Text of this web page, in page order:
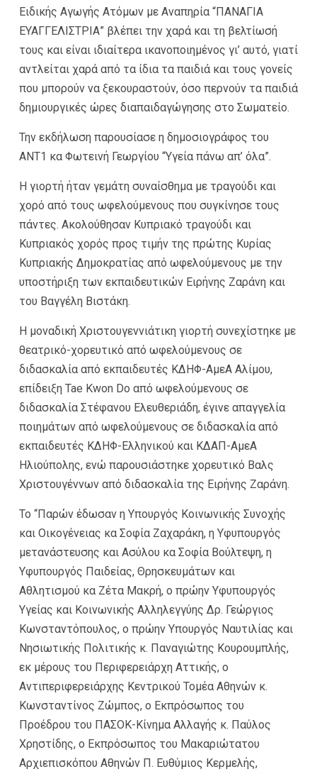
Ειδικής Αγωγής Ατόμων με Αναπηρία “ΠΑΝΑΓΙΑ
ΕΥΑΓΓΕΛΙΣΤΡΙΑ” βλέπει την χαρά και τη βελτίωσή
τους και είναι ιδιαίτερα ικανοποιημένος γι’ αυτό, γιατί
αντλείται χαρά από τα ίδια τα παιδιά και τους γονείς
που μπορούν να ξεκουραστούν, όσο περνούν τα παιδιά
δημιουργικές ώρες διαπαιδαγώγησης στο Σωματείο.
Την εκδήλωση παρουσίασε η δημοσιογράφος του
ΑΝΤ1 κα Φωτεινή Γεωργίου “Υγεία πάνω απ’ όλα”.
Η γιορτή ήταν γεμάτη συναίσθημα με τραγούδι και
χορό από τους ωφελούμενους που συγκίνησε τους
πάντες. Ακολούθησαν Κυπριακό τραγούδι και
Κυπριακός χορός προς τιμήν της πρώτης Κυρίας
Κυπριακής Δημοκρατίας από ωφελούμενους με την
υποστήριξη των εκπαιδευτικών Ειρήνης Ζαράνη και
του Βαγγέλη Βιστάκη.
Η μοναδική Χριστουγεννιάτικη γιορτή συνεχίστηκε με
θεατρικό-χορευτικό από ωφελούμενους σε
διδασκαλία από εκπαιδευτές ΚΔΗΦ-ΑμεΑ Αλίμου,
επίδειξη Tae Kwon Do από ωφελούμενους σε
διδασκαλία Στέφανου Ελευθεριάδη, έγινε απαγγελία
ποιημάτων από ωφελούμενους σε διδασκαλία από
εκπαιδευτές ΚΔΗΦ-Ελληνικού και ΚΔΑΠ-ΑμεΑ
Ηλιούπολης, ενώ παρουσιάστηκε χορευτικό Βαλς
Χριστουγέννων από διδασκαλία της Ειρήνης Ζαράνη.
Το “Παρών έδωσαν η Υπουργός Κοινωνικής Συνοχής
και Οικογένειας κα Σοφία Ζαχαράκη, η Υφυπουργός
μετανάστευσης και Ασύλου κα Σοφία Βούλτεψη, η
Υφυπουργός Παιδείας, Θρησκευμάτων και
Αθλητισμού κα Ζέτα Μακρή, ο πρώην Υφυπουργός
Υγείας και Κοινωνικής Αλληλεγγύης Δρ. Γεώργιος
Κωνσταντόπουλος, ο πρώην Υπουργός Ναυτιλίας και
Νησιωτικής Πολιτικής κ. Παναγιώτης Κουρουμπλής,
εκ μέρους του Περιφερειάρχη Αττικής, ο
Αντιπεριφερειάρχης Κεντρικού Τομέα Αθηνών κ.
Κωνσταντίνος Ζώμπος, ο Εκπρόσωπος του
Προέδρου του ΠΑΣΟΚ-Κίνημα Αλλαγής κ. Παύλος
Χρηστίδης, ο Εκπρόσωπος του Μακαριώτατου
Αρχιεπισκόπου Αθηνών Π. Ευθύμιος Κερμελής,